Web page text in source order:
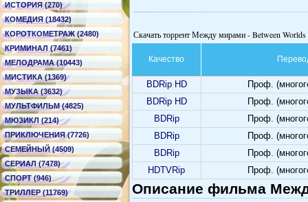
ИСТОРИЯ (270)
КОМЕДИЯ (18432)
КОРОТКОМЕТРАЖ (2480)
КРИМИНАЛ (7461)
МЕЛОДРАМА (10443)
МИСТИКА (1369)
МУЗЫКА (3632)
МУЛЬТФИЛЬМ (4825)
МЮЗИКЛ (214)
ПРИКЛЮЧЕНИЯ (7726)
СЕМЕЙНЫЙ (4509)
СЕРИАЛ (7478)
СПОРТ (946)
ТРИЛЛЕР (11769)
Скачать торрент Между мирами - Between Worlds
Качество
BDRip HD
Проф.
BDRip HD
Проф.
BDRip
Проф.
BDRip
Проф.
BDRip
Проф.
HDTVRip
Проф.
Описание фильма